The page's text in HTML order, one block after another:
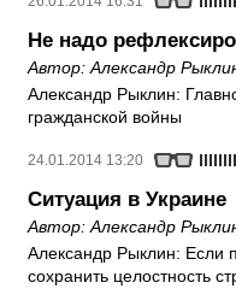
Не надо
Автор: Александр
Александр Рыклин:
гражданской войны
24.01.2014 13:20
Ситуация в Украине
Автор: Александр
Александр Рыклин: Если
сохранить целостность